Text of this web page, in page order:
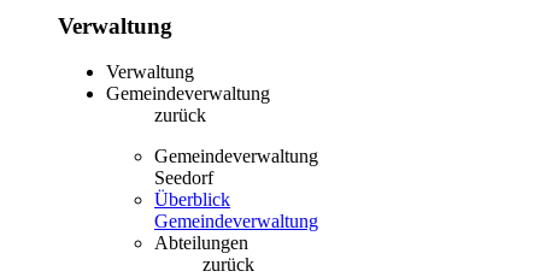
Verwaltung
Verwaltung
Gemeindeverwaltung
zurück
Gemeindeverwaltung
Seedorf
Überblick
Gemeindeverwaltung
Abteilungen
zurück